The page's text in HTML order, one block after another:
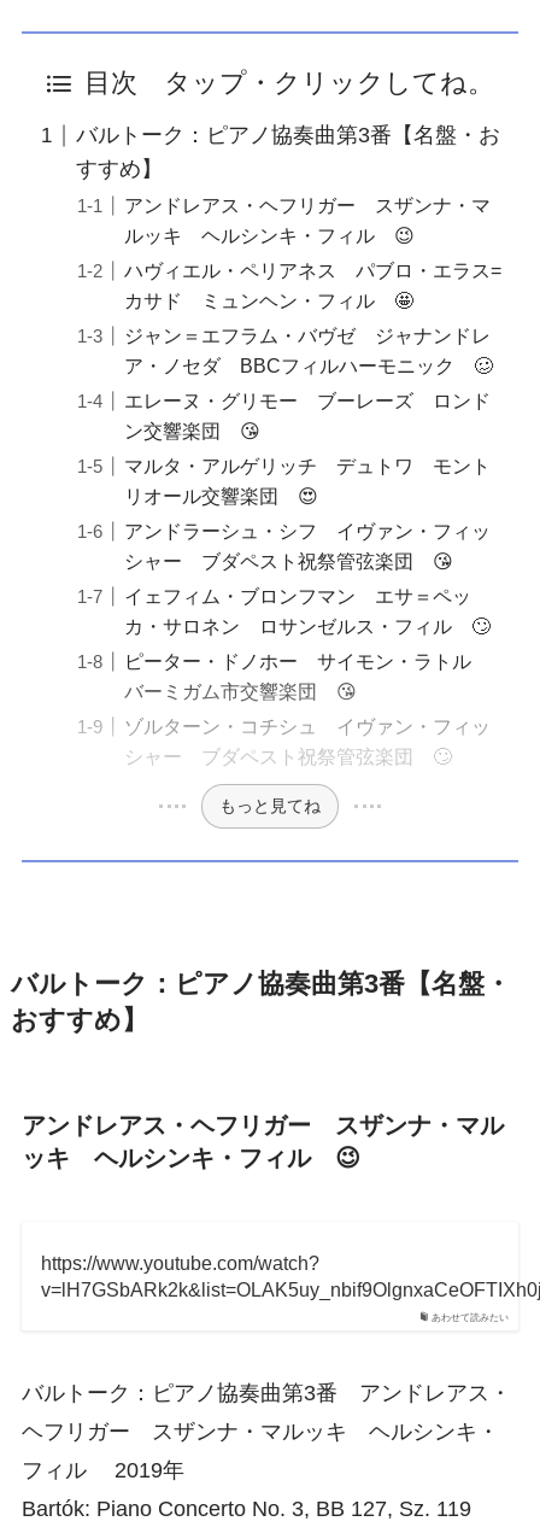
目次 タップ・クリックしてね。
バルトーク：ピアノ協奏曲第3番【名盤・お
すすめ】
アンドレアス・ヘフリガー スザンナ・マ
ルッキ ヘルシンキ・フィル 😉
ハヴィエル・ペリアネス パブロ・エラス=
カサド ミュンヘン・フィル 🤩
ジャン＝エフラム・バヴゼ ジャナンドレ
ア・ノセダ BBCフィルハーモニック 🥴
エレーヌ・グリモー ブーレーズ ロンド
ン交響楽団 😘
マルタ・アルゲリッチ デュトワ モント
リオール交響楽団 😍
アンドラーシュ・シフ イヴァン・フィッ
シャー ブダペスト祝祭管弦楽団 😘
イェフィム・ブロンフマン エサ＝ペッ
カ・サロネン ロサンゼルス・フィル 🙄
ピーター・ドノホー サイモン・ラトル
バーミガム市交響楽団 😘
ゾルターン・コチシュ イヴァン・フィッ
シャー ブダペスト祝祭管弦楽団 🙄
もっと見てね
バルトーク：ピアノ協奏曲第3番【名盤・
おすすめ】
アンドレアス・ヘフリガー スザンナ・マル
ッキ ヘルシンキ・フィル 😉
あわせて読みたい
https://www.youtube.com/watch?
バルトーク：ピアノ協奏曲第3番 アンドレアス・
ヘフリガー スザンナ・マルッキ ヘルシンキ・
フィル 2019年
Bartók: Piano Concerto No. 3, BB 127, Sz. 119